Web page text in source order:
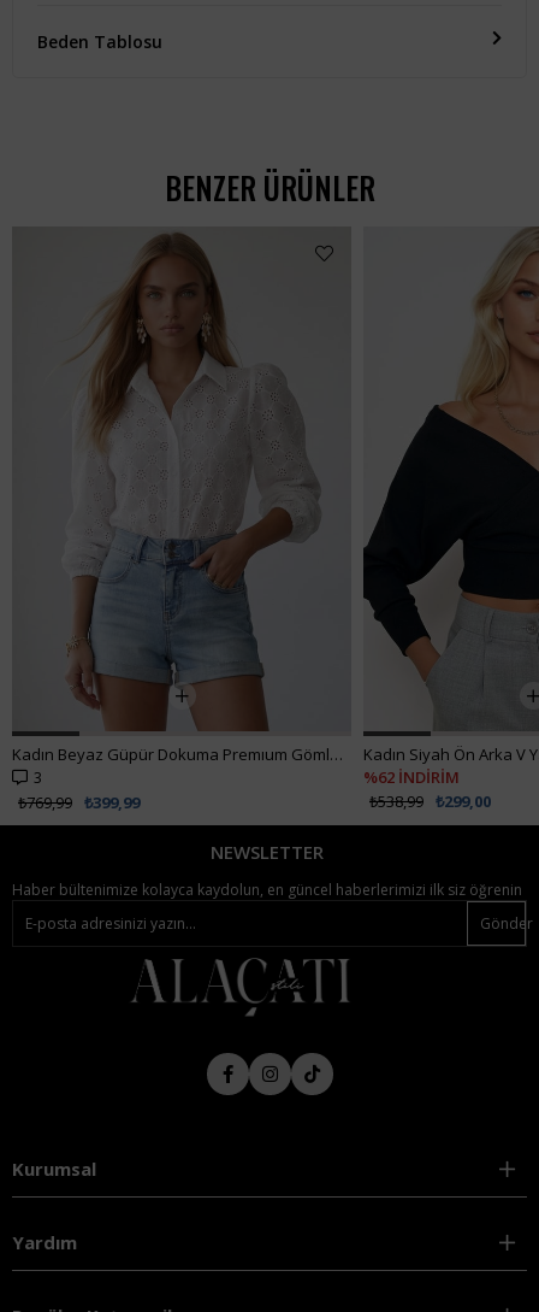
Beden Tablosu
BENZER ÜRÜNLER
Kadın Beyaz Güpür Dokuma Premıum Gömlek ALC-X4366
3
₺399,99
₺769,99
%62 İNDİRİM
₺299,00
₺538,99
NEWSLETTER
Haber bültenimize kolayca kaydolun, en güncel haberlerimizi ilk siz öğrenin
Gönder
Kurumsal
Yardım